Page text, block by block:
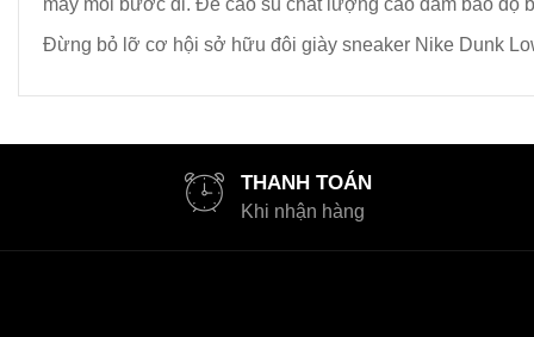
Đừng bỏ lỡ cơ hội sở hữu đôi giày sneaker Nike Dunk
THANH TOÁN
Khi nhận hàng